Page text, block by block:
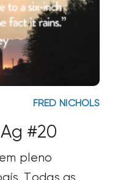
FRED NICHOLS
#20
pleno